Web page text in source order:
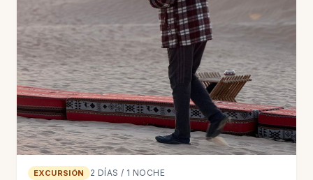
EXCURSIÓN 2 DÍAS / 1 NOCHE